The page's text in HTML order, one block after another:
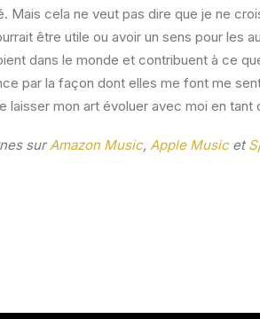
Mais cela ne veut pas dire que je ne
être utile ou avoir un sens pour les
dans le monde et contribuent à ce
par la façon dont elles me font me
laisser mon art évoluer avec moi en tant
sur Amazon Music, Apple Musicet